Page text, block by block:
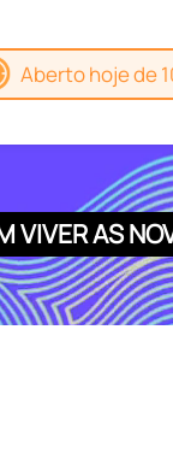
Aberto hoje de
VIVER AS